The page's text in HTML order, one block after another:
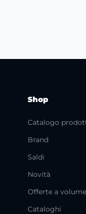
Shop
Catalogo
Brand
Saldi
Novità
Offerte a volume
Cataloghi